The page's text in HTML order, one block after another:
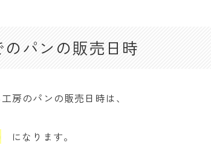
パンの販売日時
房のパンの販売日時は、
になります。